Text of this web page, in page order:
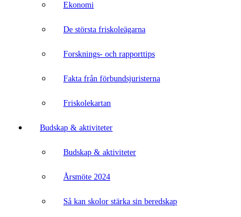
Ekonomi
De största friskoleägarna
Forsknings- och rapporttips
Fakta från förbundsjuristerna
Friskolekartan
Budskap & aktiviteter
Budskap & aktiviteter
Årsmöte 2024
Så kan skolor stärka sin beredskap